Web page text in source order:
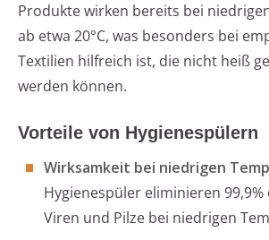
Produkte wirken bereits bei
ab etwa 20°C, was besonders bei
Textilien hilfreich ist, die nicht heiß
werden können.
Vorteile von Hygienespülern
Wirksamkeit bei niedrigen
Hygienespüler eliminieren
Viren und Pilze bei niedrigen